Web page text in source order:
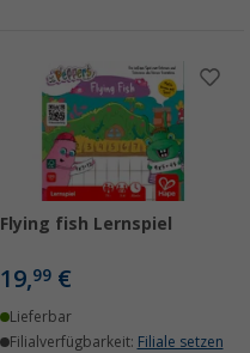
Flying fish Lernspiel
19,99 €
Lieferbar
Filialverfügbarkeit: Filiale setzen